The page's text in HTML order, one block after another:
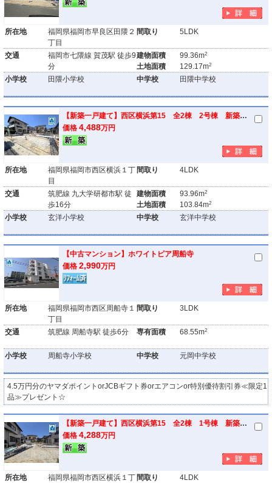
所在地
福岡県福岡市早良区田隈２
丁目
間取り 5LDK
交通
福岡市七隈線 賀茂駅 徒歩9
分
建物面積
土地面積
99.36m2
129.17m2
小学校 田隈小学校 中学校 田隈中学校
【新築一戸建て】西区横浜第15 全2棟 2号棟 新築戸建
価格 4,488万円
所在地
福岡県福岡市西区横浜１丁
目
間取り 4LDK
交通
筑肥線 九大学研都市駅 徒
歩16分
建物面積
土地面積
93.96m2
103.84m2
小学校 玄洋小学校 中学校 玄洋中学校
【中古マンション】ホワイトピア周船寺
価格 2,990万円
所在地
福岡県福岡市西区周船寺１
丁目
間取り 3LDK
交通 筑肥線 周船寺駅 徒歩6分 専有面積 68.55m2
小学校 周船寺小学校 中学校 元岡中学校
4.5万円分のヤマダポイントorJCBギフト券orエアコンor特別優待割引券≪限定1
品≫プレゼント☆
【新築一戸建て】西区横浜第15 全2棟 1号棟 新築戸建
価格 4,288万円
所在地
福岡県福岡市西区横浜１丁 間取り 4LDK